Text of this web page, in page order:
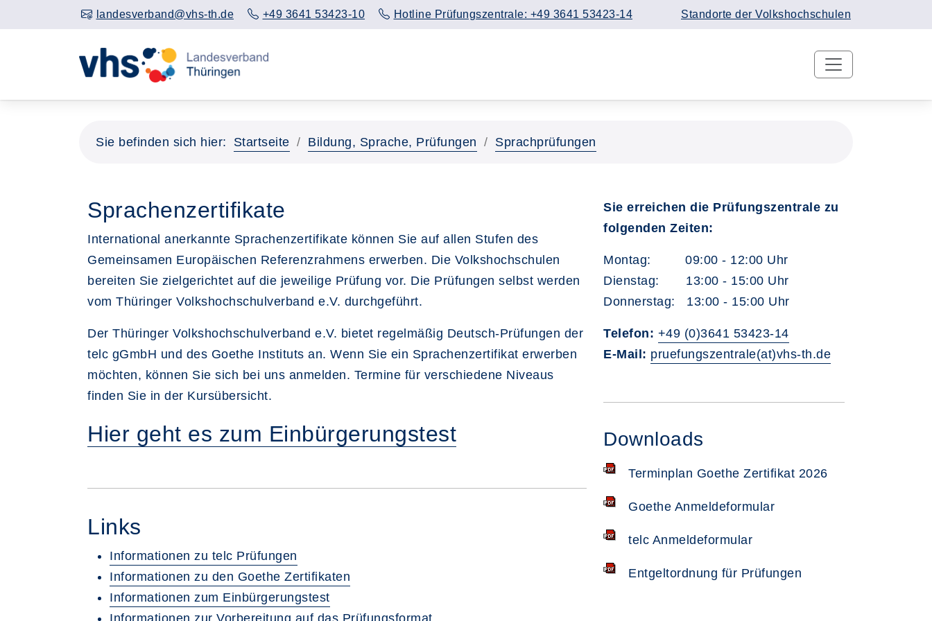
landesverband@vhs-th.de +49 3641 53423-10 Hotline Prüfungszentrale: +49 3641 53423-14 Standorte der Volkshochschulen
Sie befinden sich hier: Startseite Bildung, Sprache, Prüfungen Sprachprüfungen
Sprachenzertifikate
International anerkannte Sprachenzertifikate können Sie auf allen Stufen des
Gemeinsamen Europäischen Referenzrahmens erwerben. Die Volkshochschulen
bereiten Sie zielgerichtet auf die jeweilige Prüfung vor. Die Prüfungen selbst werden
vom Thüringer Volkshochschulverband e.V. durchgeführt.
Der Thüringer Volkshochschulverband e.V. bietet regelmäßig Deutsch-Prüfungen der
telc gGmbH und des Goethe Instituts an. Wenn Sie ein Sprachenzertifikat erwerben
möchten, können Sie sich bei uns anmelden. Termine für verschiedene Niveaus
finden Sie in der Kursübersicht.
Hier geht es zum Einbürgerungstest
Links
Informationen zu telc Prüfungen
Informationen zu den Goethe Zertifikaten
Informationen zum Einbürgerungstest
Informationen zur Vorbereitung auf das Prüfungsformat
Sie erreichen die Prüfungszentrale zu
folgenden Zeiten:
Montag: 09:00 - 12:00 Uhr
Dienstag: 13:00 - 15:00 Uhr
Donnerstag: 13:00 - 15:00 Uhr
Telefon: +49 (0)3641 53423-14
E-Mail: pruefungszentrale(at)vhs-th.de
Downloads
Terminplan Goethe Zertifikat 2026
Goethe Anmeldeformular
telc Anmeldeformular
Entgeltordnung für Prüfungen